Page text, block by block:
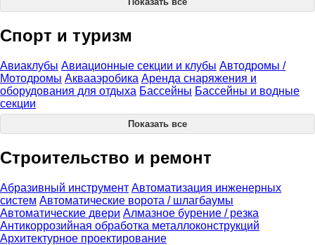
Спорт и туризм
Авиаклубы Авиационные секции и клубы Автодромы /
Мотодромы Аквааэробика Аренда снаряжения и
оборудования для отдыха Бассейны Бассейны и водные
секции
Показать все
Строительство и ремонт
Абразивный инструмент Автоматизация инженерных
систем Автоматические ворота / шлагбаумы
Автоматические двери Алмазное бурение / резка
Антикоррозийная обработка металлоконструкций
Архитектурное проектирование